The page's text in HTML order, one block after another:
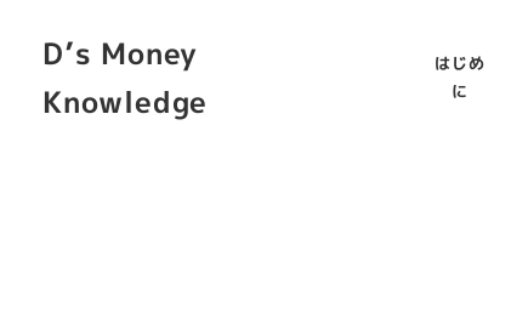
D’s Money
Knowledge
はじめ
に